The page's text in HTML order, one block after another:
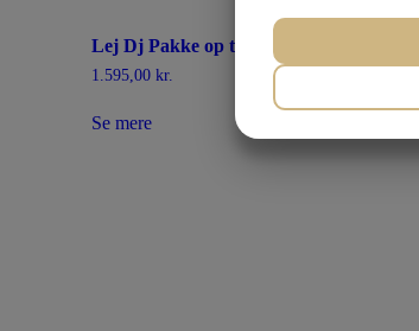
Lej Dj Pakke op til 60 personer
1.595,00kr.
Se mere